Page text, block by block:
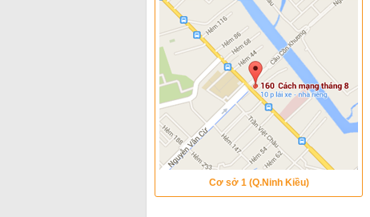
Cơ sở 1 (Q.Ninh Kiều)